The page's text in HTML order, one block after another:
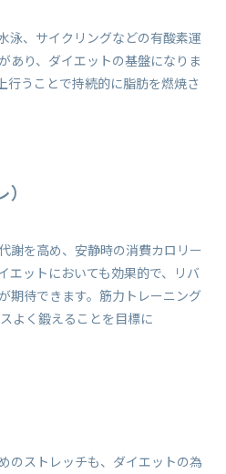
泳、サイクリングなどの有酸素運
あり、ダイエットの基盤になりま
行うことで持続的に脂肪を燃焼さ
謝を高め、安静時の消費カロリー
エットにおいても効果的で、リバ
期待できます。筋力トレーニング
よく鍛えることを目標に
のストレッチも、ダイエットの為